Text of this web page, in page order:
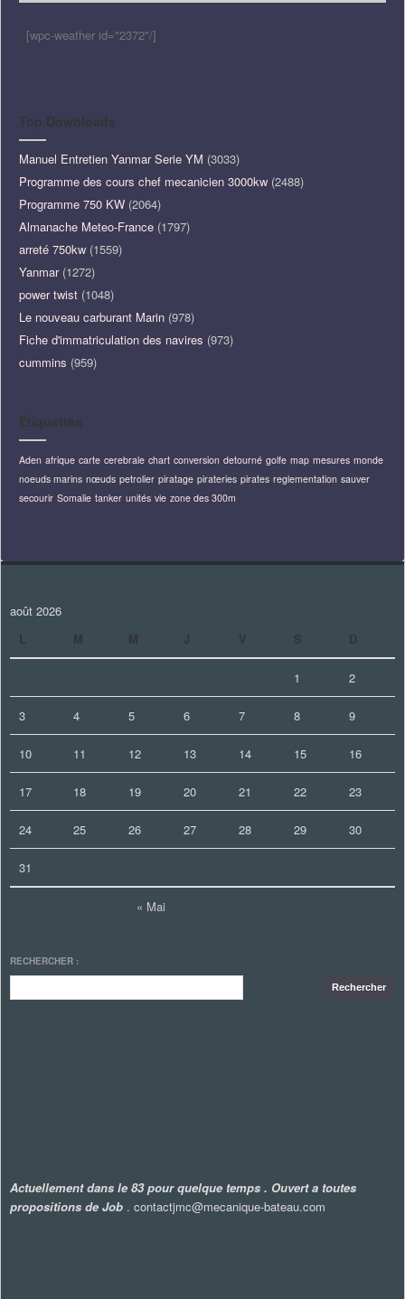
[wpc-weather id="2372"/]
Top Downloads
Manuel Entretien Yanmar Serie YM (3033)
Programme des cours chef mecanicien 3000kw (2488)
Programme 750 KW (2064)
Almanache Meteo-France (1797)
arreté 750kw (1559)
Yanmar(1272)
power twist (1048)
Le nouveau carburant Marin (978)
Fiche d'immatriculation des navires (973)
cummins (959)
Étiquettes
Aden afrique carte cerebrale chart conversion detourné golfe map mesures monde
noeuds marins nœuds petrolier piratage pirateries pirates reglementation sauver
secourir Somalie tanker unités vie zone des 300m
août 2026
L
M M J V S D
« Mai
1 2
3 4 5 6 7 8 9
10 11 12 13 14 15 16
17 18 19 20 21 22 23
24 25 26 27 28 29 30
31
RECHERCHER :
Actuellement dans le 83 pour quelque temps . Ouvert a toutes
propositions de Job . contactjmc@mecanique-bateau.com